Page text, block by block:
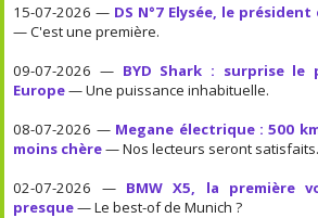
15-07-2026 — DS N°7 Elysée, le
— C'est une première.
09-07-2026 — BYD Shark : surprise le
Europe— Une puissance inhabituelle.
08-07-2026 — Megane électrique : 500
moins chère— Nos lecteurs seront satisfaits.
02-07-2026 — BMW X5, la première
presque— Le best-of de Munich ?